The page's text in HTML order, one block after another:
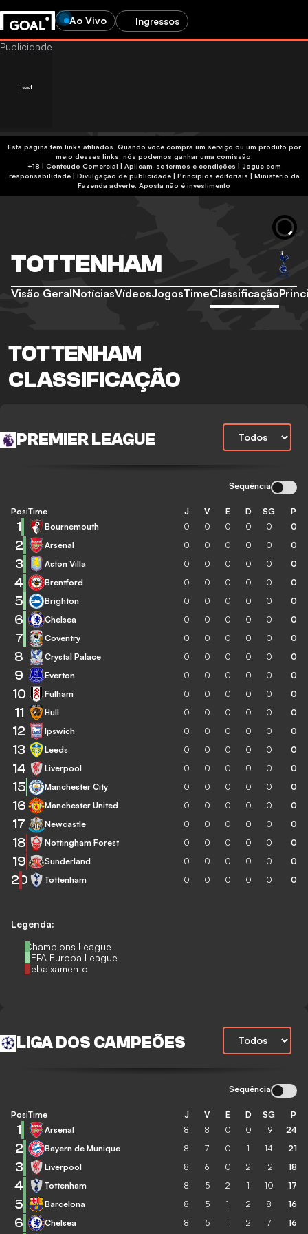
Ao Vivo Ingressos
Esta página tem links afiliados. Quando você compra um serviço ou um produto por
meio desses links, nós podemos ganhar uma comissão.
+18 | Conteúdo Comercial | Aplicam-se termos e condições | Jogue com
responsabilidade| Divulgação de publicidade| Princípios editoriais | Ministério da
Fazenda adverte: Aposta não é investimento
TOTTENHAM
Visão GeralNotíciasVídeosJogosTimeClassificação
TOTTENHAM
CLASSIFICAÇÃO
PREMIER LEAGUE
Sequência
Legenda:
Champions League
UEFA Europa League
Rebaixamento
Posição
Time J V E D SG P
1 Bournemouth 0 0 0 0 0 0
2 Arsenal 0 0 0 0 0 0
3 Aston Villa 0 0 0 0 0 0
4 Brentford 0 0 0 0 0 0
5 Brighton 0 0 0 0 0 0
6 Chelsea 0 0 0 0 0 0
7 Coventry 0 0 0 0 0 0
8 Crystal Palace 0 0 0 0 0 0
9 Everton 0 0 0 0 0 0
10 Fulham 0 0 0 0 0 0
11 Hull 0 0 0 0 0 0
12 Ipswich 0 0 0 0 0 0
13 Leeds 0 0 0 0 0 0
14 Liverpool 0 0 0 0 0 0
15 Manchester City 0 0 0 0 0 0
16 Manchester United 0 0 0 0 0 0
17 Newcastle 0 0 0 0 0 0
18 Nottingham Forest 0 0 0 0 0 0
19 Sunderland 0 0 0 0 0 0
20 Tottenham 0 0 0 0 0 0
LIGA DOS CAMPEÕES
Sequência
Posição
Time J V E D SG P
1 Arsenal 8 8 0 0 19 24
2 Bayern de Munique 8 7 0 1 14 21
3 Liverpool 8 6 0 2 12 18
4 Tottenham 8 5 2 1 10 17
5 Barcelona 8 5 1 2 8 16
6 Chelsea 8 5 1 2 7 16